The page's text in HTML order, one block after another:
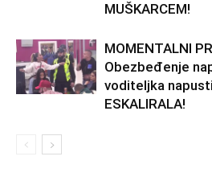
MUŠKARCEM!
MOMENTALNI
Obezbeđenje
voditeljka
ESKALIRALA!